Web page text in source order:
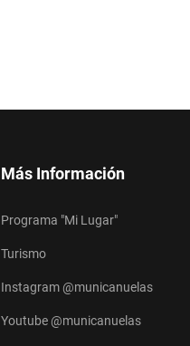
Más Información
Programa "Mi Lugar"
Turismo
Instagram @municanuelas
Youtube @municanuelas